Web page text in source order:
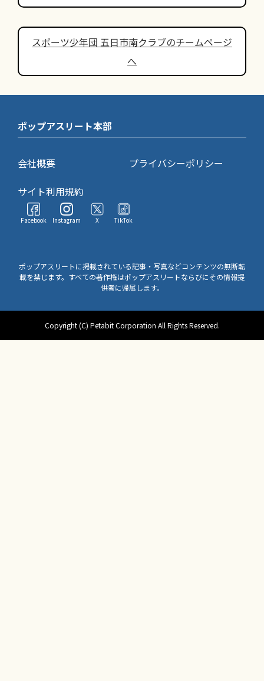
スポーツ少年団 五日市南クラブのチームページ
へ
ポップアスリート本部
会社概要
プライバシーポリシー
サイト利用規約
Facebook Instagram X TikTok
ポップアスリートに掲載されている記事・写真などコンテンツの無断転
載を禁じます。すべての著作権はポップアスリートならびにその情報提
供者に帰属します。
Copyright (C) Petabit Corporation All Rights Reserved.